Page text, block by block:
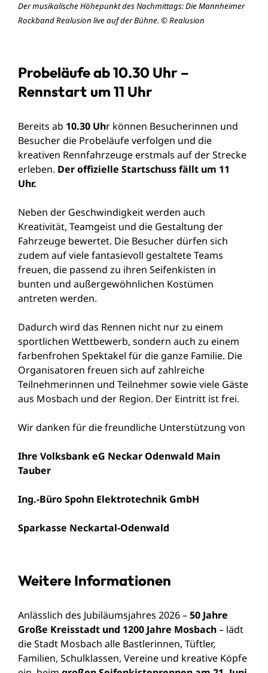
Der musikalische Höhepunkt des Nachmittags: Die Mannheimer
Rockband Realusion live auf der Bühne. © Realusion
Probeläufe ab 10.30 Uhr –
Rennstart um 11 Uhr
Bereits ab 10.30 Uhr können Besucherinnen und
Besucher die Probeläufe verfolgen und die
kreativen Rennfahrzeuge erstmals auf der Strecke
erleben. Der offizielle Startschuss fällt um 11
Uhr.
Neben der Geschwindigkeit werden auch
Kreativität, Teamgeist und die Gestaltung der
Fahrzeuge bewertet. Die Besucher dürfen sich
zudem auf viele fantasievoll gestaltete Teams
freuen, die passend zu ihren Seifenkisten in
bunten und außergewöhnlichen Kostümen
antreten werden.
Dadurch wird das Rennen nicht nur zu einem
sportlichen Wettbewerb, sondern auch zu einem
farbenfrohen Spektakel für die ganze Familie. Die
Organisatoren freuen sich auf zahlreiche
Teilnehmerinnen und Teilnehmer sowie viele Gäste
aus Mosbach und der Region. Der Eintritt ist frei.
Wir danken für die freundliche Unterstützung von
Ihre Volksbank eG Neckar Odenwald Main
Tauber
Ing.-Büro Spohn Elektrotechnik GmbH
Sparkasse Neckartal-Odenwald
Weitere Informationen
Anlässlich des Jubiläumsjahres 2026 –50 Jahre
Große Kreisstadt und 1200 Jahre Mosbach– lädt
die Stadt Mosbach alle Bastlerinnen, Tüftler,
Familien, Schulklassen, Vereine und kreative Köpfe